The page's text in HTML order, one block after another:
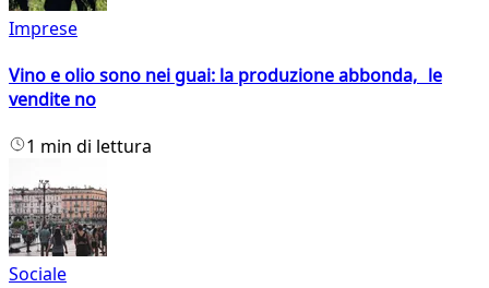
Imprese
Vino e olio sono nei guai: la produzione abbonda, le
vendite no
1 min di lettura
Sociale